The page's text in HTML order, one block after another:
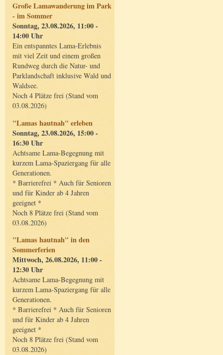
Große Lamawanderung im Park
- im Sommer
Sonntag, 23.08.2026, 11:00 -
14:00 Uhr
Ein entspanntes Lama-Erlebnis
mit viel Zeit und einem großen
Rundweg durch die Natur- und
Parklandschaft inklusive Wald und
Waldsee.
Noch 4 Plätze frei (Stand vom
03.08.2026)
"Lamas hautnah" erleben
Sonntag, 23.08.2026, 15:00 -
16:30 Uhr
Achtsame Lama-Begegnung mit
kurzem Lama-Spaziergang für alle
Generationen.
* Barrierefrei * Auch für Senioren
und für Kinder ab 4 Jahren
geeignet *
Noch 8 Plätze frei (Stand vom
03.08.2026)
"Lamas hautnah" in den
Sommerferien
Mittwoch, 26.08.2026, 11:00 -
12:30 Uhr
Achtsame Lama-Begegnung mit
kurzem Lama-Spaziergang für alle
Generationen.
* Barrierefrei * Auch für Senioren
und für Kinder ab 4 Jahren
geeignet *
Noch 8 Plätze frei (Stand vom
03.08.2026)